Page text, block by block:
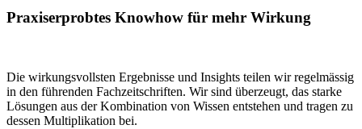
Praxiserprobtes Knowhow für mehr Wirkung
Die wirkungsvollsten Ergebnisse und Insights teilen wir regelmässig
in den führenden Fachzeitschriften. Wir sind überzeugt, das starke
Lösungen aus der Kombination von Wissen entstehen und tragen zu
dessen Multiplikation bei.